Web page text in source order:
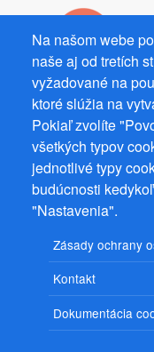
Na našom webe
naše aj od tretích
vyžadované na
ktoré slúžia na
Pokiaľ zvolíte
všetkých typov
jednotlivé typy
budúcnosti
"Nastavenia".
Zásady ochrany
Kontakt
Dokumentácia
Prevádzkovateľ: Mgr.
22 Ostrov, IČ
©